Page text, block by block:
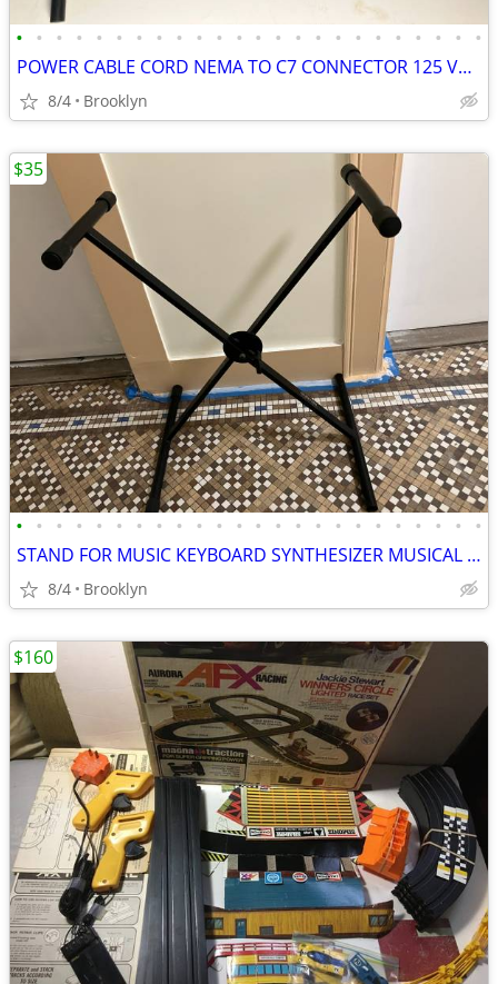
• • • • • • • • • • • • • • • • • • • • • • • •
POWER CABLE CORD NEMA TO C7 CONNECTOR 125 VOLT 6FT BLACK PV INSULATION
8/4 Brooklyn
• • • • • • • • • • • • • • • • • • • • • • • •
STAND FOR MUSIC KEYBOARD SYNTHESIZER MUSICAL DIGITAL PIANO X FOLDABLE
8/4 Brooklyn
$35
$160